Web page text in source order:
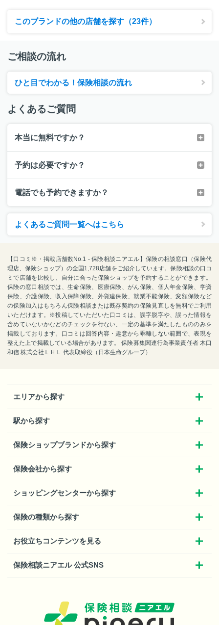
このブランドの他の店舗を探す（23件）
ご相談の流れ
ひと目でわかる！保険相談の流れ
よくあるご質問
本当に無料ですか？
予約は必要ですか？
電話でも予約できますか？
よくあるご質問一覧へはこちら
【口コミ※・掲載店舗数No.1 - 保険相談ニアエル】保険の相談窓口（保険代
理店、保険ショップ）の全国1,728店舗をご紹介しています。保険相談の口コ
ミで店舗を比較し、自分に合った保険ショップを予約することができます。
保険の窓口相談では、生命保険、医療保険、がん保険、個人年金保険、学資
保険、介護保険、収入保障保険、外貨建保険、就業不能保険、変額保険など
の保険加入はもちろん保険相談または既存契約の保険見直しを無料でご利用
いただけます。※投稿していただいた口コミは、誤字脱字や、誤った情報を
含めていないかなどのチェックを行ない、一定の基準を満たしたもののみを
掲載しております。口コミは回答内容・趣意から乖離しない範囲で、表現を
整えた上で掲載している場合があります。 保険募集関連行為事業責任者 木口
和信 株式会社ＬＨＬ 代表取締役（日本生命グループ）
エリアから探す
駅から探す
保険ショップブランドから探す
保険会社から探す
ショッピングセンターから探す
保険の種類から探す
お役立ちコンテンツを見る
保険相談ニアエル 公式SNS